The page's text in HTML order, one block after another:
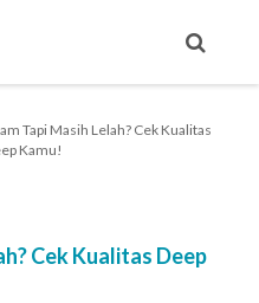
Tapi Masih Lelah? Cek Kualitas
Kamu!
Cek Kualitas Deep